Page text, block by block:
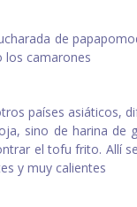
de
los camarones
países asiáticos,
sino de harina de
el tofu frito. Allí
y muy calientes